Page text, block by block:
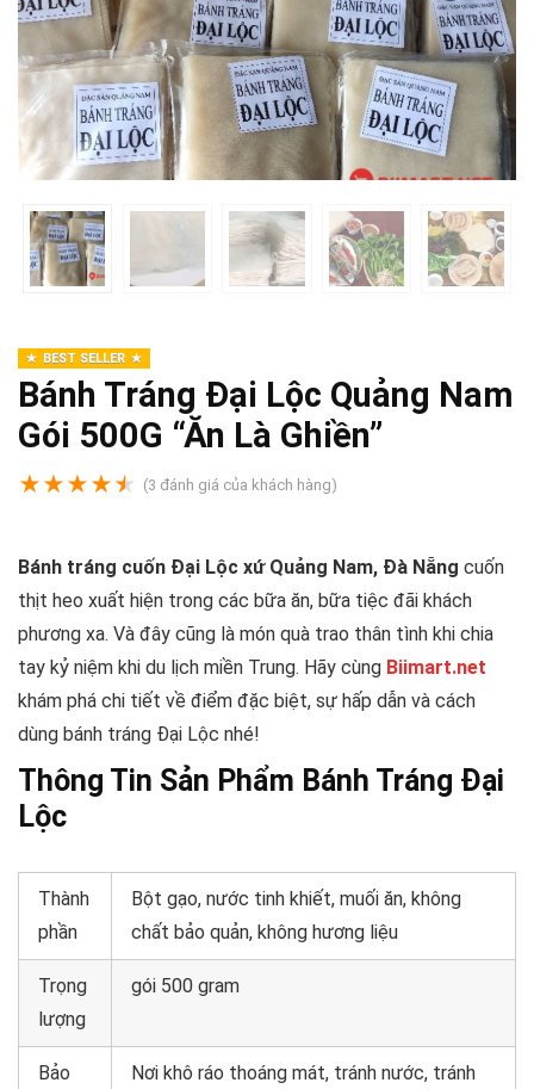
BEST SELLER
Bánh Tráng Đại Lộc Quảng Nam
Gói 500G “Ăn Là Ghiền”
★★★★★ (3 đánh giá của khách hàng)
Bánh tráng cuốn Đại Lộc xứ Quảng Nam, Đà Nẵng cuốn
thịt heo xuất hiện trong các bữa ăn, bữa tiệc đãi khách
phương xa. Và đây cũng là món quà trao thân tình khi chia
tay kỷ niệm khi du lịch miền Trung. Hãy cùng Biimart.net
khám phá chi tiết về điểm đặc biệt, sự hấp dẫn và cách
dùng bánh tráng Đại Lộc nhé!
Thông Tin Sản Phẩm Bánh Tráng Đại
Lộc
Thành
phần
Bột gạo, nước tinh khiết, muối ăn, không
chất bảo quản, không hương liệu
Trọng
lượng
gói 500 gram
Bảo
Nơi khô ráo thoáng mát, tránh nước, tránh